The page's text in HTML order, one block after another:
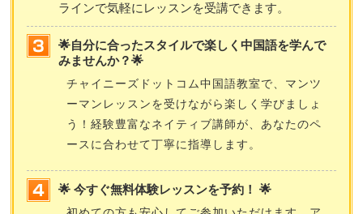
ラインで気軽にレッスンを受講できます。
🌟自分に合ったスタイルで楽しく中国語を学んで
みませんか？🌟
チャイニーズドットコム中国語教室で、マンツ
ーマンレッスンを受けながら楽しく学びましょ
う！経験豊富なネイティブ講師が、あなたのペ
ースに合わせて丁寧に指導します。
🌟 今すぐ無料体験レッスンを予約！ 🌟